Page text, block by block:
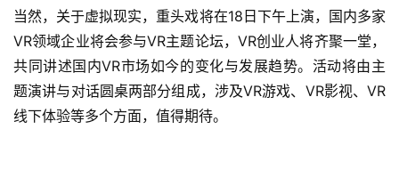
游
业
界
当然，关于虚拟现实，重头戏将在18日下午上演，国内多家
VR领域企业将会参与VR主题论坛，VR创业人将齐聚一堂，
共同讲述国内VR市场如今的变化与发展趋势。活动将由主
题演讲与对话圆桌两部分组成，涉及VR游戏、VR影视、VR
线下体验等多个方面，值得期待。